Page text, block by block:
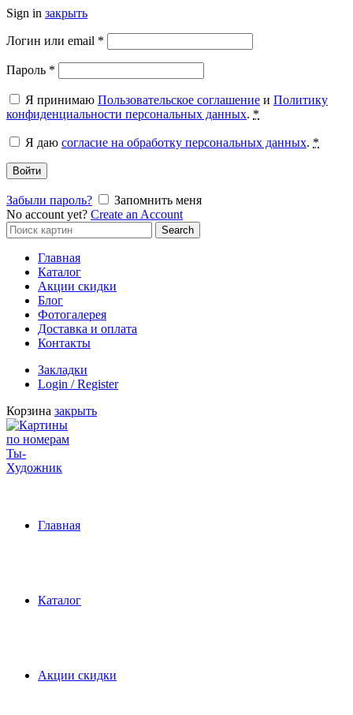
Sign in закрыть
Логин или email *
Пароль *
Я принимаю Пользовательское соглашение и Политику
конфиденциальности персональных данных. *
Я даю согласие на обработку персональных данных. *
Войти
Забыли пароль?
Запомнить меня
No account yet? Create an Account
Search
for:
Search
Главная
Каталог
Акции скидки
Блог
Фотогалерея
Доставка и оплата
Контакты
Закладки
Login / Register
Корзина закрыть
Главная
Каталог
Акции скидки